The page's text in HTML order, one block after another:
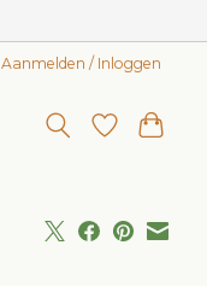
Aanmelden / Inloggen